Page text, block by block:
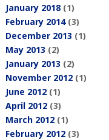
January 2018(1)
February 2014(3)
December 2013 (1)
May 2013 (2)
January 2013 (2)
November 2012(1)
June 2012(1)
April 2012(3)
March 2012(1)
February 2012(3)